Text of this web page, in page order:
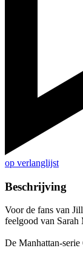
op verlanglijst
Beschrijving
Voor de fans van
feelgood van
De Manhattan-